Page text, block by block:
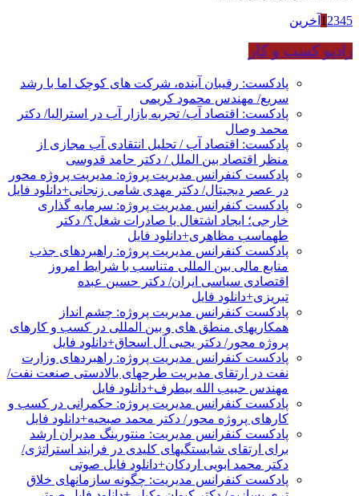
1 2345 آخرین
رادیو کسب و کار
پادکست: رقیبان آینده، شرکت های کوچک اما با رشد
سریع/ مهندس محمود کریمی
پادکست: اقتصاد آب/ تجربه بازار آب در استرالیا/ دکتر
محمد وصال
پادکست: اقتصاد آب / تحلیل انتقادی آب مجازی از
منظر اقتصاد بین الملل / دکتر حامد قدوسی
پادکست کنفرانس مدیریت پروژه: مدیریت پروژه محور
در عصر دیجیتال/ دکتر مهدی شامی زنجانی+دانلود فایل
پادکست کنفرانس مدیریت پروژه: سرمایه گذاری
خارجی؛ ایجاد اشتغال یا صادرات شغل؟/ دکتر
طهماسب مظاهری+دانلود فایل
پادکست کنفرانس مدیریت پروژه: راهبردهای جذب
منابع مالی بین المللی متناسب با شرایط امروز
اقتصادی سیاسی ایران/ دکتر حسین عبده
تبریزی+دانلود فایل
پادکست کنفرانس مدیریت پروژه: چشم انداز
همکاریهای منطق های و بین المللی در کسب و کارهای
پروژه محور/ دکتر یحیی آل اسحاق+دانلود فایل
پادکست کنفرانس مدیریت پروژه: راهبردهای وزارت
نفت در ارتقای مدیریت طرحهای بالادستی صنعت نفت/
مهندس حبیب الله بیطرف+دانلود فایل
پادکست کنفرانس مدیریت پروژه: حکمرانی در کسب و
کارهای پروژه محور/ دکتر محمد صبحیه+دانلود فایل
پادکست کنفرانس مدیریت: منتورینگ مدیران ارشد
برای ارتقای شایستگیهای کلیدی در فرایند استراتژی/
دکتر محمد ابویی اردکان+دانلود فایل صوتی
پادکست کنفرانس مدیریت: چگونه سازمانهای خلاق